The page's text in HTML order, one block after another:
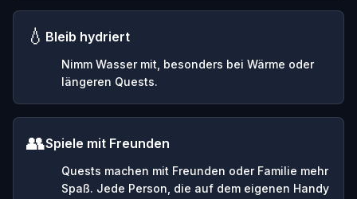
💧 Bleib hydriert
Nimm Wasser mit, besonders bei Wärme oder
längeren Quests.
👥Spiele mit Freunden
Quests machen mit Freunden oder Familie mehr
Spaß. Jede Person, die auf dem eigenen Handy